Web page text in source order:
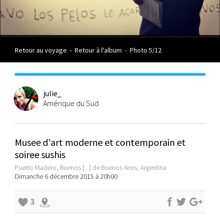
Retour au voyage - Retour à l'album - Photo 5/12
julie_
Amérique du Sud
Musee d'art moderne et contemporain et
soiree sushis
Puerto Madero, Buenos [...] de Buenos Aires, Argentina
Dimanche 6 décembre 2015 à 20h00
3